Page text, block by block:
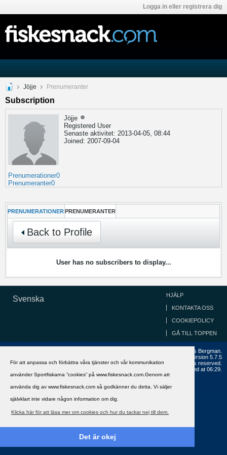
För att anpassa och förbättra våra tjänster och vår kommunikation
använder Sportfiskarna ”cookies” på www.fiskesnack.com.Genom att
använda dig av www.fiskesnack.com så godkänner du detta. Vi säljer
självklart inte vidare någon information om dig.
Klicka här för att läsa mer om cookies och hur du tackar nej till dem.
Det är okej
Logga in eller registrera dig
Jöjje Prenumeranter
Subscription
Jöjje
Registered User
Senaste aktivitet: 2013-04-05, 08:44
Joined: 2007-09-04
Prenumerationer0
Prenumeranter0
PRENUMERATIONER PRENUMERANTER
Back to Profile
User has no subscribers to display...
Svenska HJÄLP
KONTAKTA OSS
COOKIEPOLICY
GÅ TILL TOPPEN
Copyright ©2002 - 2021, FiskeSnack.com. Grundad 2002 av Anders Bergman.
Version 5.7.5
Copyright © 2026 MH Sub I, LLC dba vBulletin. All rights reserved.
All times are GMT+1. This page was generated at 06:29.